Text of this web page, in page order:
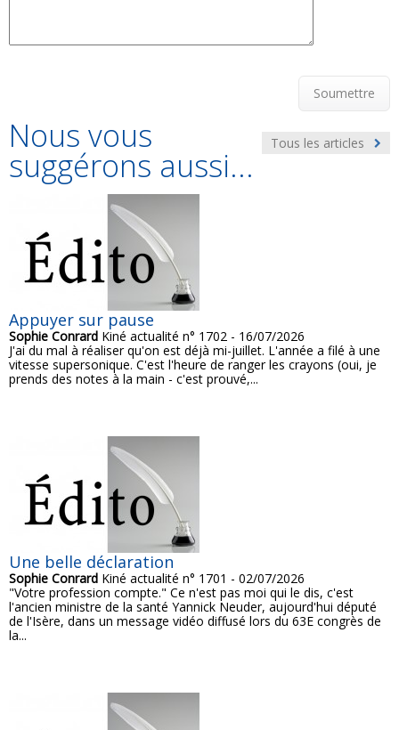
Soumettre
Tous les articles
Nous vous
suggérons aussi...
Appuyer sur pause
Sophie Conrard Kiné actualité n° 1702 - 16/07/2026
J'ai du mal à réaliser qu'on est déjà mi-juillet. L'année a filé à une
vitesse supersonique. C'est l'heure de ranger les crayons (oui, je
prends des notes à la main - c'est prouvé,...
Une belle déclaration
Sophie Conrard Kiné actualité n° 1701 - 02/07/2026
"Votre profession compte." Ce n'est pas moi qui le dis, c'est
l'ancien ministre de la santé Yannick Neuder, aujourd'hui député
de l'Isère, dans un message vidéo diffusé lors du 63E congrès de
la...